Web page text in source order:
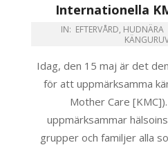
Internationella
IN: EFTERVÅRD, HUDNÄRA
Idag, den 15 maj är det
för att uppmärksamma
Mother Care
uppmärksammar
grupper och familjer alla